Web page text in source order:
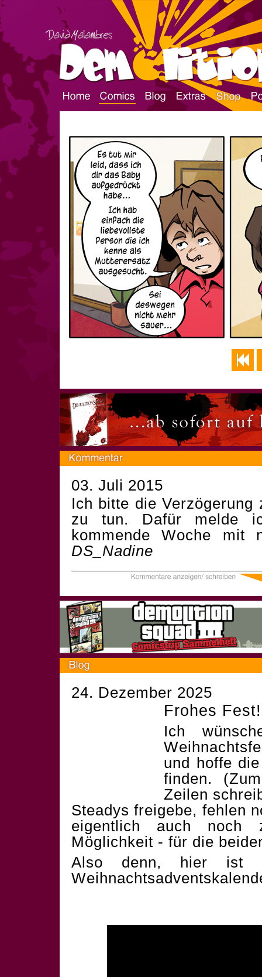
03. Juli 2015
Ich bitte die
zu tun. Dafür melde
kommende Woche mit
DS_Nadine
24. Dezember 2025
Frohes Fest!
Ich
und hoffe
finden.
Zeilen
Steadys freigebe, fehlen
eigentlich auch noch
Möglichkeit - für die
Also denn, hier ist